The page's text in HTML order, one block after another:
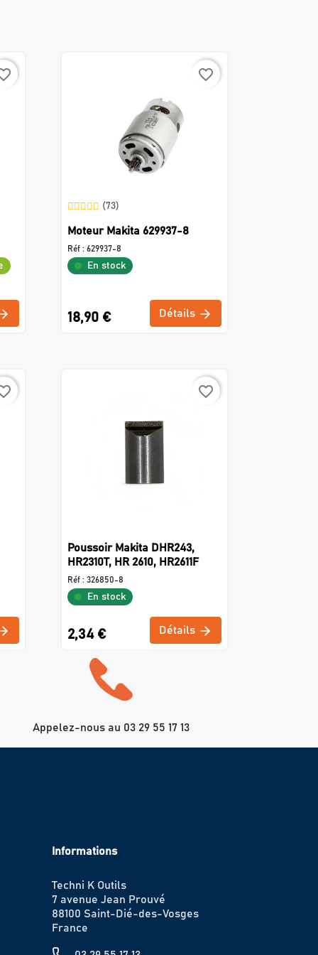
favorite_border
(73)
Moteur Makita 629937-8
Réf : 629937-8
En stock
18,90 € Détails
favorite_border
Poussoir Makita DHR243,
HR2310T, HR 2610, HR2611F
Réf : 326850-8
En stock
2,34 € Détails
Appelez-nous au 03 29 55 17 13
Informations
Techni K Outils
7 avenue Jean Prouvé
88100 Saint-Dié-des-Vosges
France